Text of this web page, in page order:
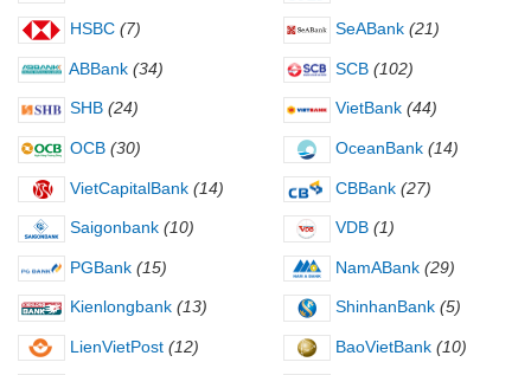
HSBC (7) SeABank (21)
ABBank (34) SCB (102)
SHB (24) VietBank (44)
OCB (30) OceanBank (14)
VietCapitalBank (14) CBBank (27)
Saigonbank (10) VDB (1)
PGBank (15) NamABank (29)
Kienlongbank (13) ShinhanBank (5)
LienVietPost (12) BaoVietBank (10)